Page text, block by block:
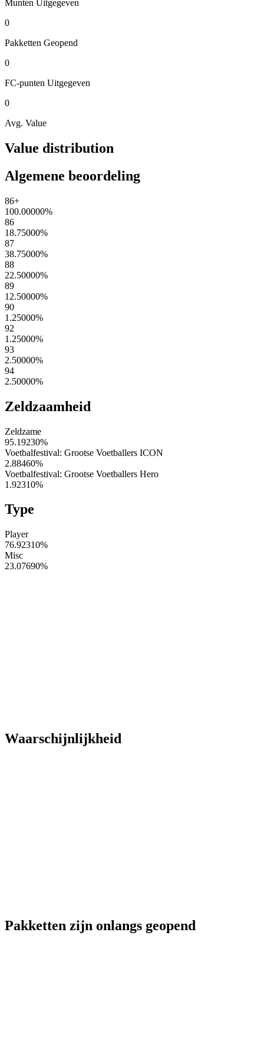
Munten Uitgegeven
0
Pakketten Geopend
0
FC-punten Uitgegeven
0
Avg. Value
Value distribution
Algemene beoordeling
86+
100.00000%
86
18.75000%
87
38.75000%
88
22.50000%
89
12.50000%
90
1.25000%
92
1.25000%
93
2.50000%
94
2.50000%
Zeldzaamheid
Zeldzame
95.19230%
Voetbalfestival: Grootse Voetballers ICON
2.88460%
Voetbalfestival: Grootse Voetballers Hero
1.92310%
Type
Player
76.92310%
Misc
23.07690%
Waarschijnlijkheid
Pakketten zijn onlangs geopend